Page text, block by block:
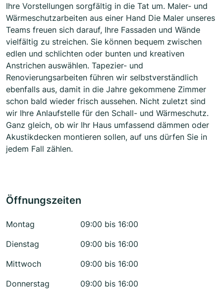
Ihre Vorstellungen sorgfältig in die Tat um. Maler- und
Wärmeschutzarbeiten aus einer Hand Die Maler unseres
Teams freuen sich darauf, Ihre Fassaden und Wände
vielfältig zu streichen. Sie können bequem zwischen
edlen und schlichten oder bunten und kreativen
Anstrichen auswählen. Tapezier- und
Renovierungsarbeiten führen wir selbstverständlich
ebenfalls aus, damit in die Jahre gekommene Zimmer
schon bald wieder frisch aussehen. Nicht zuletzt sind
wir Ihre Anlaufstelle für den Schall- und Wärmeschutz.
Ganz gleich, ob wir Ihr Haus umfassend dämmen oder
Akustikdecken montieren sollen, auf uns dürfen Sie in
jedem Fall zählen.
Öffnungszeiten
Montag
09:00 bis 16:00
Dienstag
09:00 bis 16:00
Mittwoch
09:00 bis 16:00
Donnerstag
09:00 bis 16:00